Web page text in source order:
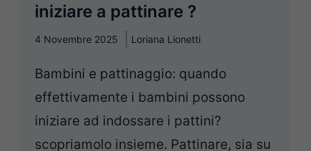
iniziare a pattinare ?
4 Novembre 2025 Loriana Lionetti
Bambini e pattinaggio: quando
effettivamente i bambini possono
iniziare ad indossare i pattini?
scopriamolo insieme. Pattinare, sia su